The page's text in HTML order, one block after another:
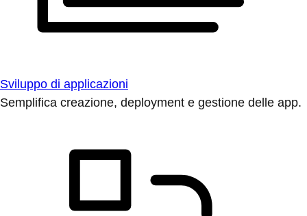
Sviluppo di applicazioni
Semplifica creazione, deployment e gestione delle app.